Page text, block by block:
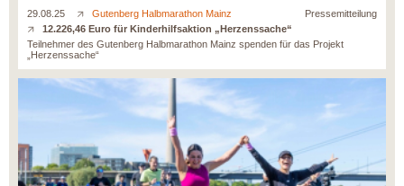
29.08.25 Gutenberg Halbmarathon Mainz
Pressemitteilung
12.226,46 Euro für Kinderhilfsaktion „Herzenssache“
Teilnehmer des Gutenberg Halbmarathon Mainz spenden für das Projekt
„Herzenssache“